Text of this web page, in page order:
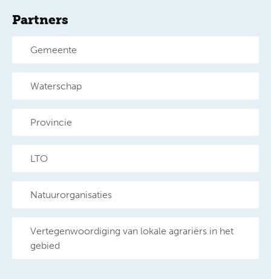
Partners
Gemeente
Waterschap
Provincie
LTO
Natuurorganisaties
Vertegenwoordiging van lokale agrariërs in het
gebied